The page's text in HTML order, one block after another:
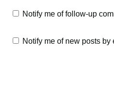
Notify me of follow-up
Notify me of new posts by